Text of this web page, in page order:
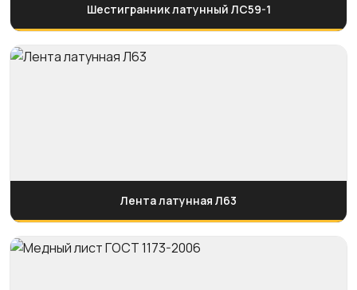
Шестигранник латунный ЛС59-1
Лента латунная Л63